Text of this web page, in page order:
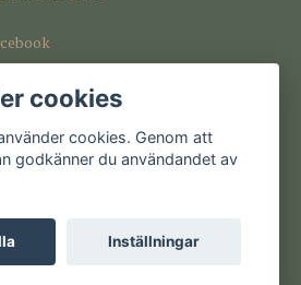
cookies
cookies. Genom att
godkänner du användandet av
Inställningar